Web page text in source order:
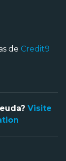
de Credit9
Visite